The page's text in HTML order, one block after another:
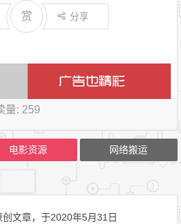
量: 259
赏 分享
电影资源 网络搬运
创文章，于2020年5月31日